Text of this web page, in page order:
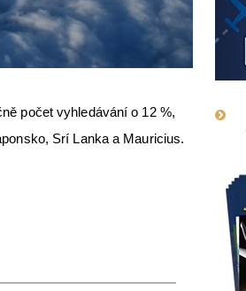
počet vyhledávání o 12 %,
Srí Lanka a Mauricius.